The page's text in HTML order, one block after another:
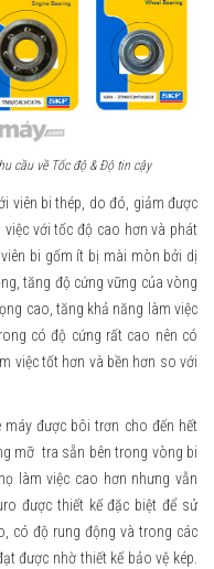
cầu về Tốc độ & Độ tin cậy
viên bi thép, do đó, giảm được
với tốc độ cao hơn và phát
bi gốm ít bị mài mòn bởi dị
tăng độ cứng vững của vòng
cao, tăng khả năng làm việc
có độ cứng rất cao nên có
việc tốt hơn và bền hơn so với
được bôi trơn cho đến hết
mỡ tra sẵn bên trong vòng bi
làm việc cao hơn nhưng vẫn
được thiết kế đặc biệt để sử
có độ rung động và trong các
được nhờ thiết kế bảo vệ kép.